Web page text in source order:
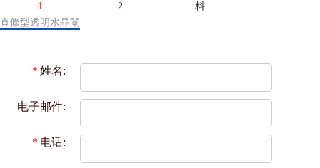
1 2 料
直條型透明水晶閘
* 姓名:
电子邮件:
* 电话: